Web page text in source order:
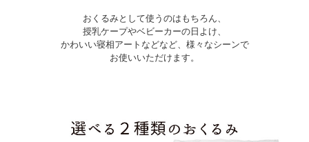
おくるみとして使うのはもちろん、
授乳ケープやベビーカーの日よけ、
かわいい寝相アートなどなど、様々なシーンで
お使いいただけます。